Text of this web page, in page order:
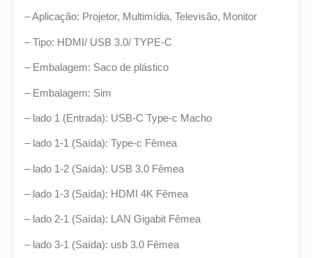
– Aplicação: Projetor, Multimídia, Televisão, Monitor
– Tipo: HDMI/ USB 3.0/ TYPE-C
– Embalagem: Saco de plástico
– Embalagem: Sim
– lado 1 (Entrada): USB-C Type-c Macho
– lado 1-1 (Saída): Type-c Fêmea
– lado 1-2 (Saída): USB 3.0 Fêmea
– lado 1-3 (Saída): HDMI 4K Fêmea
– lado 2-1 (Saída): LAN Gigabit Fêmea
– lado 3-1 (Saída): usb 3.0 Fêmea